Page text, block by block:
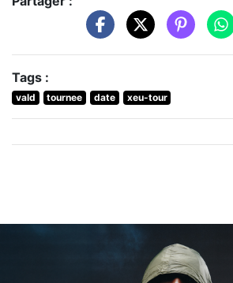
Tags :
vald tournee date xeu-tour